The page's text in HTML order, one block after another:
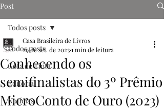
Post
Todos posts
Gota de Tinta
Editorial
Notícias
Todos posts
Conhecendo os
semifinalistas do 3º Prêmio
MicroConto de Ouro (2023)
Casa Brasileira de Livros
29 de set. de 20231 min de leitura